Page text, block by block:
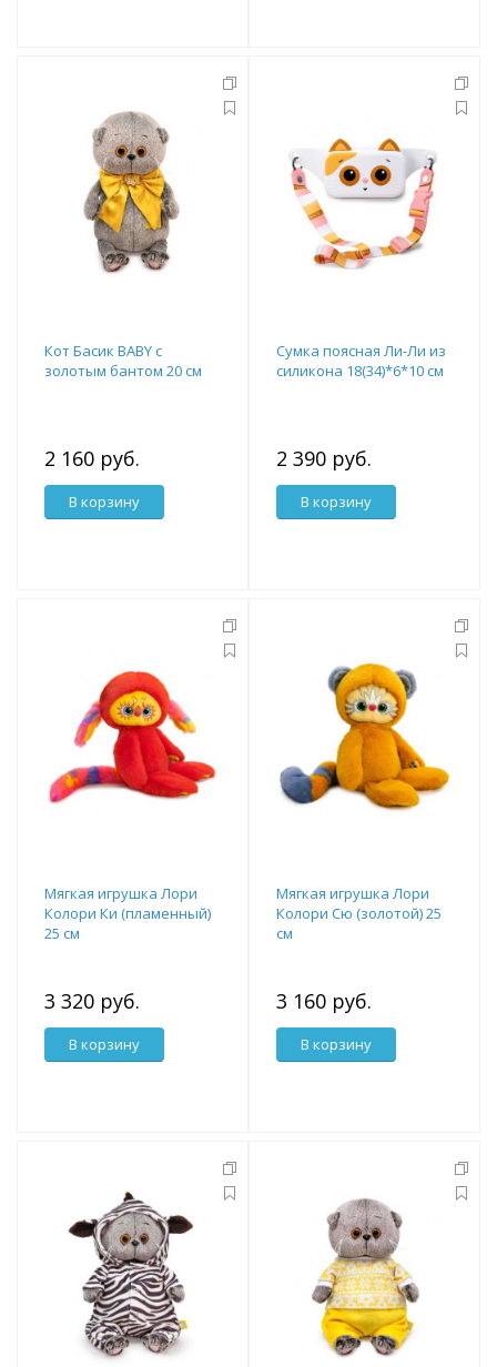
Кот Басик BABY с
золотым бантом 20 см
2 160 руб.
В корзину
Сумка поясная Ли-Ли из
силикона 18(34)*6*10 см
2 390 руб.
В корзину
Мягкая игрушка Лори
Колори Ки (пламенный)
25 см
3 320 руб.
В корзину
Мягкая игрушка Лори
Колори Сю (золотой) 25
см
3 160 руб.
В корзину